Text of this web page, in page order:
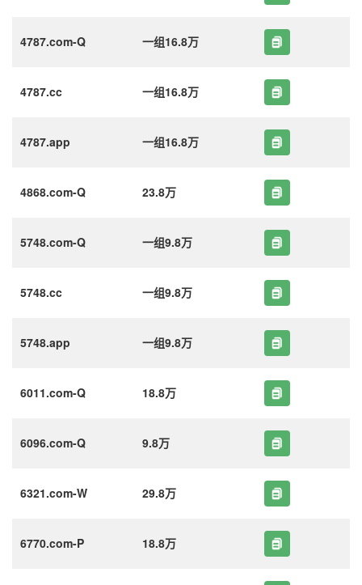
4787.com-Q 一组16.8万
4787.cc 一组16.8万
4787.app 一组16.8万
4868.com-Q 23.8万
5748.com-Q 一组9.8万
5748.cc 一组9.8万
5748.app 一组9.8万
6011.com-Q 18.8万
6096.com-Q 9.8万
6321.com-W 29.8万
6770.com-P 18.8万